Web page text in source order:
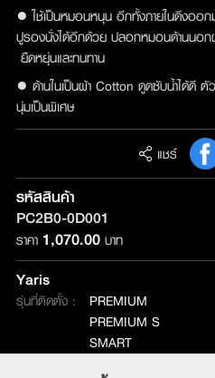
● ใช้เป็นหมอนหนุน อีกทั้งภายในดึงออกม
ปูรองนั่งได้อีกด้วย ปลอกหมอนด้านนอก
ยืดหยุ่นและทนทาน
● ด้านในเป็นผ้า Cotton ดูดซับน้ำได้ดี
นุ่มเป็นพิเศษ
แชร์
รหัสสินค้า
PC2B0-0D001
ราคา 1,070.00บาท
Yaris
รุ่นที่ติดตั้ง :
PREMIUM
PREMIUM S
SMART